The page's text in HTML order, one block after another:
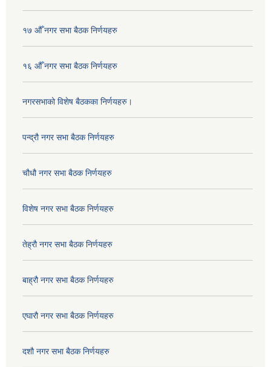
१७ औँ नगर सभा बैठक निर्णयहरु
१६ औँ नगर सभा बैठक निर्णयहरु
नगरसभाको विशेष बैठकका निर्णयहरु।
पन्द्रौ नगर सभा बैठक निर्णयहरु
चौधौ नगर सभा बैठक निर्णयहरु
विशेष नगर सभा बैठक निर्णयहरु
तेह्रौ नगर सभा बैठक निर्णयहरु
बाह्रौ नगर सभा बैठक निर्णयहरु
एघारौ नगर सभा बैठक निर्णयहरु
दशौ नगर सभा बैठक निर्णयहरु